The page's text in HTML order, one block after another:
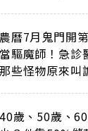
農曆7月鬼門開
當驅魔師！急診
那些怪物原來叫
40歲、50歲、